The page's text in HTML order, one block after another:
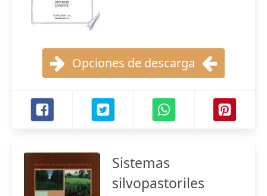
Opciones de descarga
Sistemas
silvopastoriles